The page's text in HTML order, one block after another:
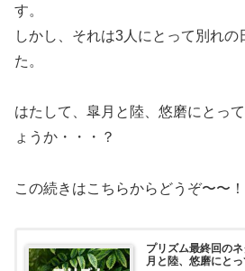
す。
しかし、それは3人にとって別れの
た。
はたして、皐月と陸、悠磨にとっ
ょうか・・・？
この続きはこちらからどうぞ〜〜！
プリズム最終回の
月と陸、悠磨にと